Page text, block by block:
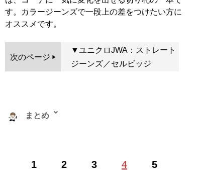
す。カラージーンズで一段上の差をつけたい方に
オススメです。
次のページ
▼ユニクロJWA：ストレート
ジーンズ／セルビッジ
1 2 3 4 5
まとめ
ップ、古着、ウェブメディアなどアパレルに関する多彩